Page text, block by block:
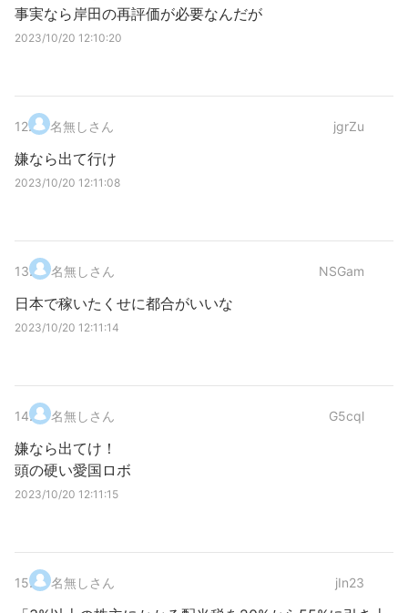
事実なら岸田の再評価が必要なんだが
2023/10/20 12:10:20
12. 名無しさん jgrZu
嫌なら出て行け
2023/10/20 12:11:08
13. 名無しさん NSGam
日本で稼いたくせに都合がいいな
2023/10/20 12:11:14
14. 名無しさん G5cql
嫌なら出てけ！
頭の硬い愛国ロボ
2023/10/20 12:11:15
15. 名無しさん jIn23